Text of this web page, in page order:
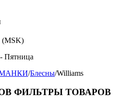
(MSK)
Пятница
/Блесны/Williams
ФИЛЬТРЫ ТОВАРОВ